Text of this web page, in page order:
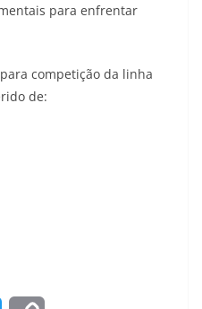
para enfrentar
competição da linha
de: